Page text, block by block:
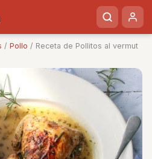
/ Pollo / Receta de Pollitos al vermut